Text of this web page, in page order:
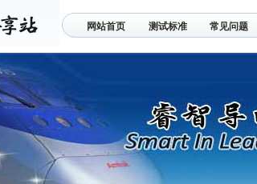
网站首页 测试标准 常见问题
联系我们